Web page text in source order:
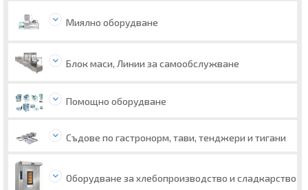
Миялно оборудване
Блок маси, Линии за самообслужване
Помощно оборудване
Съдове по гастронорм, тави, тенджери и тигани
Оборудване за хлебопроизводство и сладкарство